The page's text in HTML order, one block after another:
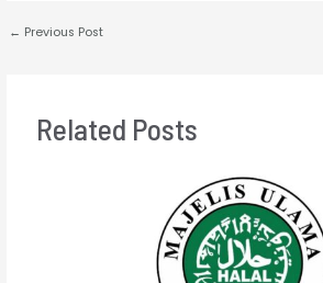
← Previous Post
Related Posts